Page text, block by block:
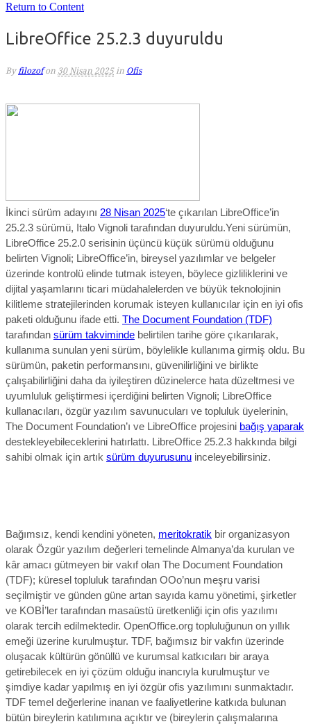
Return to Content
LibreOffice 25.2.3 duyuruldu
By filozof on 30 Nisan 2025 in Ofis
İkinci sürüm adayını 28 Nisan 2025‘te çıkarılan LibreOffice’in
25.2.3 sürümü, Italo Vignoli tarafından duyuruldu.Yeni sürümün,
LibreOffice 25.2.0 serisinin üçüncü küçük sürümü olduğunu
belirten Vignoli; LibreOffice’in, bireysel yazılımlar ve belgeler
üzerinde kontrolü elinde tutmak isteyen, böylece gizliliklerini ve
dijital yaşamlarını ticari müdahalelerden ve büyük teknolojinin
kilitleme stratejilerinden korumak isteyen kullanıcılar için en iyi ofis
paketi olduğunu ifade etti. The Document Foundation (TDF)
tarafından sürüm takviminde belirtilen tarihe göre çıkarılarak,
kullanıma sunulan yeni sürüm, böylelikle kullanıma girmiş oldu. Bu
sürümün, paketin performansını, güvenilirliğini ve birlikte
çalışabilirliğini daha da iyileştiren düzinelerce hata düzeltmesi ve
uyumluluk geliştirmesi içerdiğini belirten Vignoli; LibreOffice
kullanacıları, özgür yazılım savunucuları ve topluluk üyelerinin,
The Document Foundation’ı ve LibreOffice projesini bağış yaparak
destekleyebileceklerini hatırlattı. LibreOffice 25.2.3 hakkında bilgi
sahibi olmak için artık sürüm duyurusunu inceleyebilirsiniz.
Bağımsız, kendi kendini yöneten, meritokratik bir organizasyon
olarak Özgür yazılım değerleri temelinde Almanya’da kurulan ve
kâr amacı gütmeyen bir vakıf olan The Document Foundation
(TDF); küresel topluluk tarafından OOo’nun meşru varisi
seçilmiştir ve günden güne artan sayıda kamu yönetimi, şirketler
ve KOBİ’ler tarafından masaüstü üretkenliği için ofis yazılımı
olarak tercih edilmektedir. OpenOffice.org topluluğunun on yıllık
emeği üzerine kurulmuştur. TDF, bağımsız bir vakfın üzerinde
oluşacak kültürün gönüllü ve kurumsal katkıcıları bir araya
getirebilecek en iyi çözüm olduğu inancıyla kurulmuştur ve
şimdiye kadar yapılmış en iyi özgür ofis yazılımını sunmaktadır.
TDF temel değerlerine inanan ve faaliyetlerine katkıda bulunan
bütün bireylerin katılımına açıktır ve (bireylerin çalışmalarına